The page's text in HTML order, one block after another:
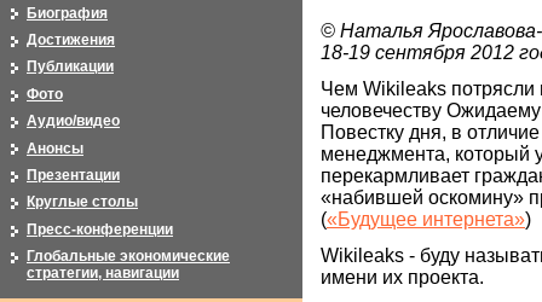
© Наталья
18-19 сентября 2012
Чем Wikileaks
человечеству
Повестку дня, в
менеджмента, который
перекармливает
«набившей оскомину»
(«Будущее интернета»)
Wikileaks - буду
имени их проекта.
Биография
Достижения
Публикации
Фото
Аудио/видео
Анонсы
Презентации
Круглые столы
Пресс-конференции
Глобальные экономические
стратегии, навигации